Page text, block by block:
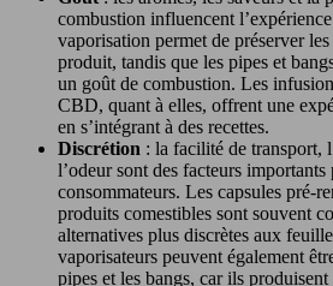
combustion influencent
vaporisation permet de préserver
produit, tandis que les pipes et
un goût de combustion. Les
CBD, quant à elles, offrent une
en s’intégrant à des recettes.
Discrétion : la facilité de transport,
l’odeur sont des facteurs importants
consommateurs. Les capsules pré-
produits comestibles sont souvent
alternatives plus discrètes aux
vaporisateurs peuvent également
pipes et les bangs, car ils